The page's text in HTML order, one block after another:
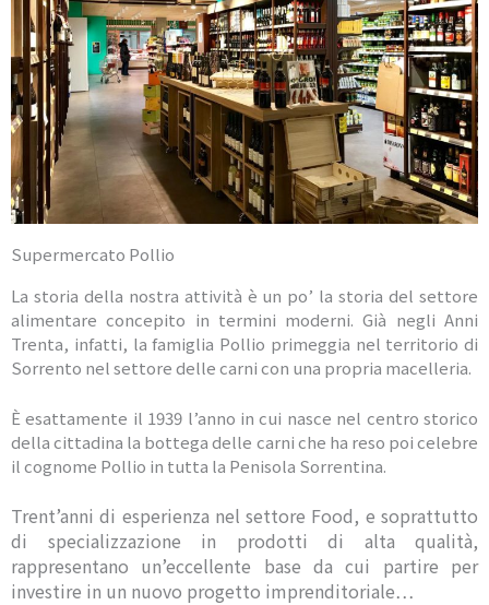
Supermercato Pollio
La storia della nostra attività è un po’ la storia del settore
alimentare concepito in termini moderni. Già negli Anni
Trenta, infatti, la famiglia Pollio primeggia nel territorio di
Sorrento nel settore delle carni con una propria macelleria.
È esattamente il 1939 l’anno in cui nasce nel centro storico
della cittadina la bottega delle carni che ha reso poi celebre
il cognome Pollio in tutta la Penisola Sorrentina.
Trent’anni di esperienza nel settore Food, e soprattutto
di specializzazione in prodotti di alta qualità,
rappresentano un’eccellente base da cui partire per
investire in un nuovo progetto imprenditoriale…